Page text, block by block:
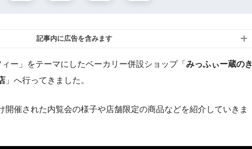
記事内に広告を含みます
ー」をテーマにしたベーカリー併設ショップ「 みっふぃー蔵のき
」へ行ってきました。
開催された内覧会の様子や店舗限定の商品などを紹介していきま